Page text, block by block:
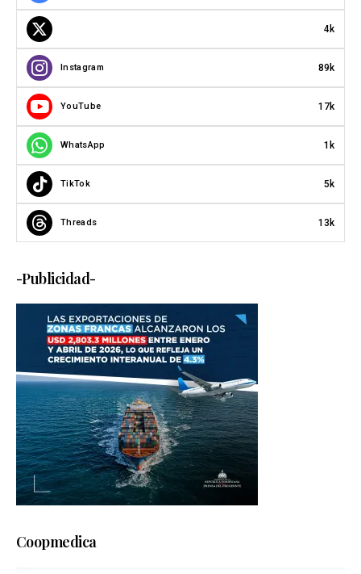
4k
Instagram 89k
YouTube 17k
WhatsApp 1k
TikTok 5k
Threads 13k
-Publicidad-
Coopmedica